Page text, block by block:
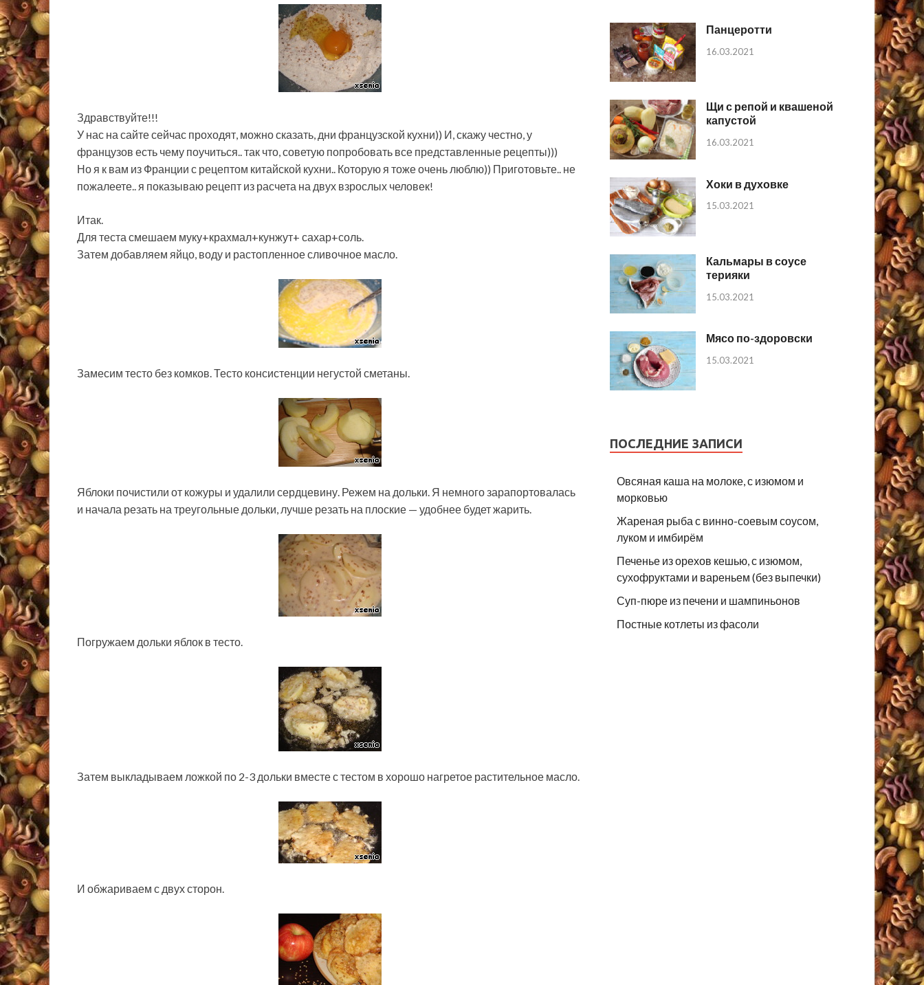
Здравствуйте!!!
У нас на сайте сейчас проходят, можно сказать, дни французской кухни)) И, скажу честно, у
французов есть чему поучиться.. так что, советую попробовать все представленные рецепты)))
Но я к вам из Франции с рецептом китайской кухни.. Которую я тоже очень люблю)) Приготовьте.. не
пожалеете.. я показываю рецепт из расчета на двух взрослых человек!
Итак.
Для теста смешаем муку+крахмал+кунжут+ сахар+соль.
Затем добавляем яйцо, воду и растопленное сливочное масло.
Замесим тесто без комков. Тесто консистенции негустой сметаны.
Яблоки почистили от кожуры и удалили сердцевину. Режем на дольки. Я немного зарапортовалась
и начала резать на треугольные дольки, лучше резать на плоские — удобнее будет жарить.
Погружаем дольки яблок в тесто.
Затем выкладываем ложкой по 2-3 дольки вместе с тестом в хорошо нагретое растительное масло.
И обжариваем с двух сторон.
Панцеротти
16.03.2021
Щи с репой и квашеной
капустой
16.03.2021
Хоки в духовке
15.03.2021
Кальмары в соусе
терияки
15.03.2021
Мясо по-здоровски
15.03.2021
ПОСЛЕДНИЕ ЗАПИСИ
Овсяная каша на молоке, с изюмом и
морковью
Жареная рыба с винно-соевым соусом,
луком и имбирём
Печенье из орехов кешью, с изюмом,
сухофруктами и вареньем (без выпечки)
Суп-пюре из печени и шампиньонов
Постные котлеты из фасоли